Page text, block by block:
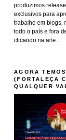
produzimos
exclusivos para
trabalho em blogs,
todo o país e fora
clicando na arte...
AGORA
(FORTALEÇA
QUALQUER